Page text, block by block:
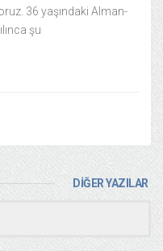
36 yaşındaki Alman-
şu
DİĞER YAZILAR